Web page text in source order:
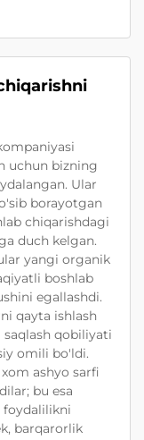
uchun bizning
Ular
borayotgan
chiqarishdagi
duch kelgan.
yangi organik
boshlab
egallashdi.
qayta ishlash
qobiliyati
omili bo'ldi.
ashyo sarfi
bu esa
foydalilikni
barqarorlik